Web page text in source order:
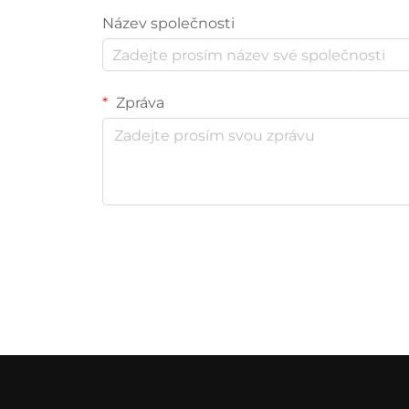
Název společnosti
Zpráva